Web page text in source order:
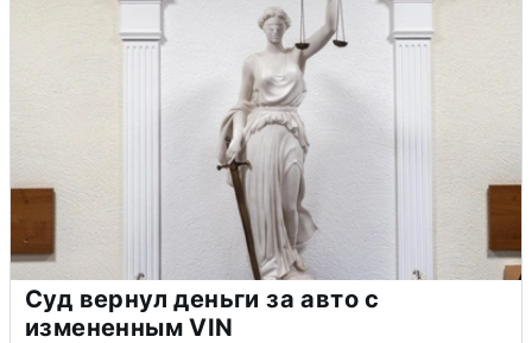
Суд вернул деньги за авто с
измененным VIN